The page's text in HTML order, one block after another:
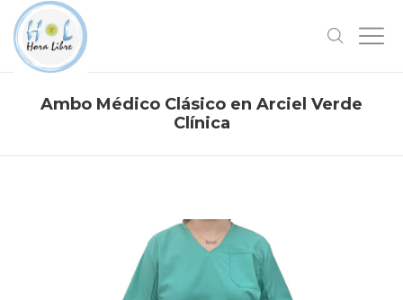
Ambo Médico Clásico en Arciel Verde
Clínica